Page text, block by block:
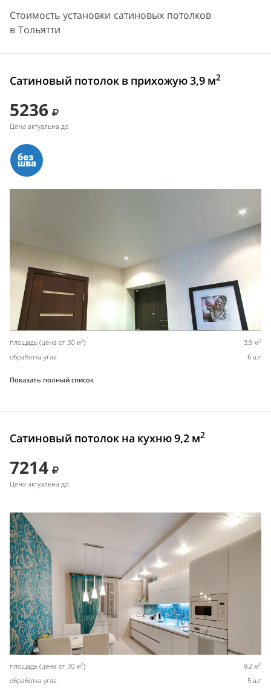
Стоимость установки сатиновых потолков
в Тольятти
Сатиновый потолок в прихожую 3,9 м2
5236
Цена актуальна до
площадь (цена от 30 м2) 3,9 м2
обработка угла 6 шт
Показать полный список
Сатиновый потолок на кухню 9,2 м2
7214
Цена актуальна до
площадь (цена от 30 м2) 9,2 м2
обработка угла 5 шт